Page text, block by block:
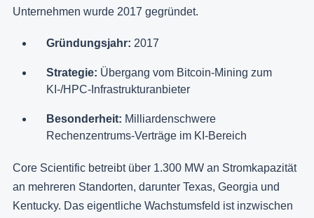
Unternehmen wurde 2017 gegründet.
Gründungsjahr: 2017
Strategie: Übergang vom Bitcoin-Mining zum
KI-/HPC-Infrastrukturanbieter
Besonderheit: Milliardenschwere
Rechenzentrums-Verträge im KI-Bereich
Core Scientific betreibt über 1.300 MW an Stromkapazität
an mehreren Standorten, darunter Texas, Georgia und
Kentucky. Das eigentliche Wachstumsfeld ist inzwischen